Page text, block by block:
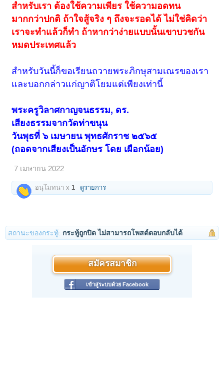
สำหรับเรา ต้องใช้ความเพียร ใช้ความอดทน
มากกว่าปกติ ถ้าใจสู้จริง ๆ ถึงจะรอดได้ ไม่ใช่คิดว่า
เราจะทำแล้วก็ทำ ถ้าหากว่าง่ายแบบนั้นเขาบวชกัน
หมดประเทศแล้ว
สำหรับวันนี้ก็ขอเรียนถวายพระภิกษุสามเณรของเรา
และบอกกล่าวแก่ญาติโยมแต่เพียงเท่านี้
พระครูวิลาศกาญจนธรรม, ดร.
เสียงธรรมจากวัดท่าขนุน
วันพุธที่ ๖ เมษายน พุทธศักราช ๒๕๖๕
(ถอดจากเสียงเป็นอักษร โดย เผือกน้อย)
7 เมษายน 2022
อนุโมทนา x 1 ดูรายการ
สถานะของกระทู้: กระทู้ถูกปิด ไม่สามารถโพสต์ตอบกลับได้
สมัครสมาชิก
เข้าสู่ระบบด้วย Facebook